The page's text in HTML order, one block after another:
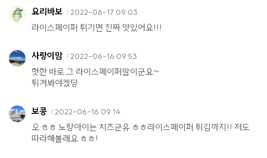
요리바보 2022-06-17 09:03
라이스페이퍼 튀기면 진짜 맛있어요!!!
사랑이맘 2022-06-16 09:53
핫한 바로 그 라이스페이퍼말이군요~
튀겨봐야겠당
보콩 2022-06-16 09:14
오 ㅎㅎ 노랑아이는 치즈군유 ㅎㅎ라이스페이퍼 튀김까지!! 저도
따라해볼래요 ㅎㅎ!